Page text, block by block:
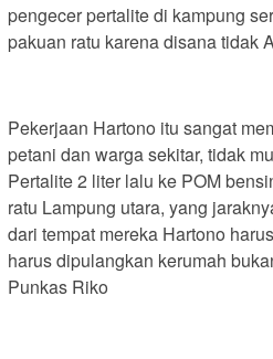
pengecer pertalite di kampung
pakuan ratu karena disana tidak
Pekerjaan Hartono itu sangat
petani dan warga sekitar, tidak
Pertalite 2 liter lalu ke POM
ratu Lampung utara, yang
dari tempat mereka Hartono
harus dipulangkan kerumah
Punkas Riko